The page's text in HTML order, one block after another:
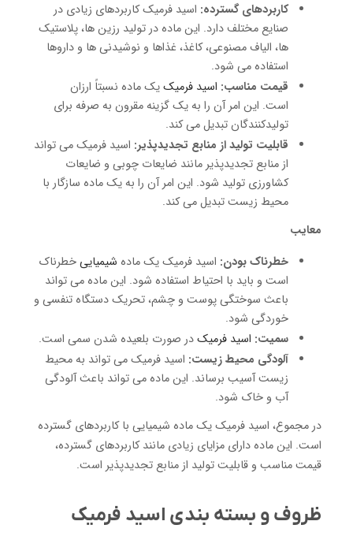
کاربردهای گسترده: اسید فرمیک کاربردهای زیادی در
صنایع مختلف دارد. این ماده در تولید رزین ها، پلاستیک
ها، الیاف مصنوعی، کاغذ، غذاها و نوشیدنی ها و داروها
استفاده می شود.
قیمت مناسب: اسید فرمیکیک ماده نسبتاً ارزان
است. این امر آن را به یک گزینه مقرون به صرفه برای
تولیدکنندگان تبدیل می کند.
قابلیت تولید از منابع تجدیدپذیر: اسید فرمیک می تواند
از منابع تجدیدپذیر مانند ضایعات چوبی و ضایعات
کشاورزی تولید شود. این امر آن را به یک ماده سازگار با
محیط زیست تبدیل می کند.
معایب
خطرناک بودن: اسید فرمیک یک ماده شیمیاییخطرناک
است و باید با احتیاط استفاده شود. این ماده می تواند
باعث سوختگی پوست و چشم، تحریک دستگاه تنفسی و
خوردگی شود.
سمیت: اسید فرمیکدر صورت بلعیده شدن سمی است.
آلودگی محیط زیست: اسید فرمیک می تواند به محیط
زیست آسیب برساند. این ماده می تواند باعث آلودگی
آب و خاک شود.
در مجموع، اسید فرمیک یک ماده شیمیایی با کاربردهای گسترده
است. این ماده دارای مزایای زیادی مانند کاربردهای گسترده،
قیمت مناسب و قابلیت تولید از منابع تجدیدپذیر است.
ظروف و بسته بندی اسید فرمیک